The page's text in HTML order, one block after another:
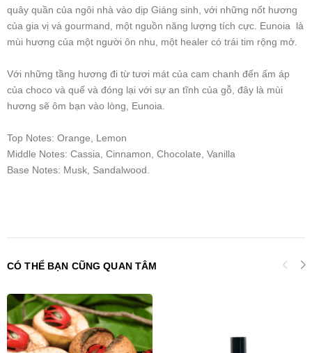
quây quần của ngôi nhà vào dịp Giáng sinh, với những nốt hương
của gia vị và gourmand, một nguồn năng lượng tích cực. Eunoia là
mùi hương của một người ôn nhu, một healer có trái tim rộng mở.
Với những tầng hương đi từ tươi mát của cam chanh đến ấm áp
của choco và quế và đóng lại với sự an tĩnh của gỗ, đây là mùi
hương sẽ ôm bạn vào lòng, Eunoia.
Top Notes: Orange, Lemon
Middle Notes: Cassia, Cinnamon, Chocolate, Vanilla
Base Notes: Musk, Sandalwood.
CÓ THỂ BẠN CŨNG QUAN TÂM